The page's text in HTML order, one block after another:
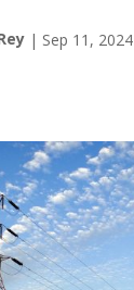
| Sep 11, 2024